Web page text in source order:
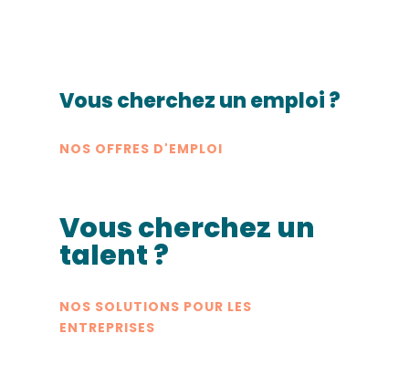
Vous cherchez un emploi ?
NOS OFFRES D'EMPLOI
Vous cherchez un
talent ?
NOS SOLUTIONS POUR LES
ENTREPRISES